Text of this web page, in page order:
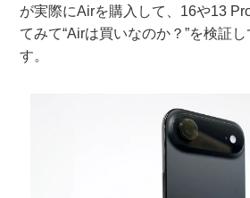
が実際にAirを購入して、16や13
てみて“Airは買いなのか？”を検証
す。